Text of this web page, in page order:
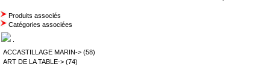
Produits associés
Catégories associées
ACCASTILLAGE MARIN-> (58)
ART DE LA TABLE-> (74)